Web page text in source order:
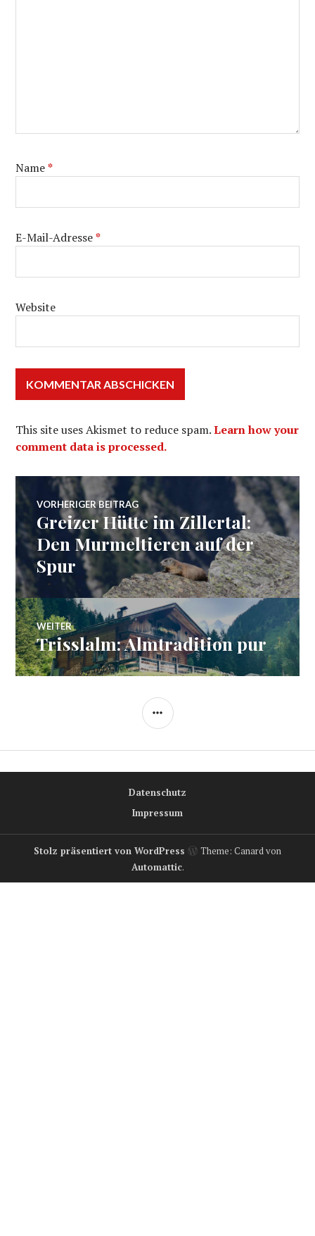
Name*
E-Mail-Adresse*
Website
This site uses Akismet to reduce spam.Learn how your
comment data is processed.
Beitragsnavigation
VORHERIGER BEITRAG
Vorheriger
Beitrag:
Greizer Hütte im Zillertal:
Den Murmeltieren auf der
Spur
WEITER
Nächster
Beitrag:
Trisslalm: Almtradition pur
SEITENLEISTE
Datenschutz
Impressum
Stolz präsentiert von WordPress
Theme: Canard von
Automattic.